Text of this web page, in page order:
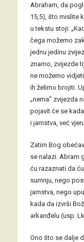
Abraham, da
15,5), što mislite
u tekstu stoji:
čega možemo
jednu jedinu
znamo, zvijezde
ne možemo
ih želimo brojiti.
„nema” zvijezda
pojavit će se
i jamstva, već
Zatim Bog
se nalazi. Abram
ću razaznati da
sumnju, nego
jamstva, nego
kada da izvrši
arkanđelu (usp.
Ono što se dalje